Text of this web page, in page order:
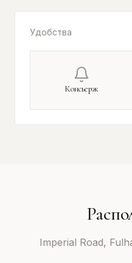
Удобства
Консьерж
Imperial Road,